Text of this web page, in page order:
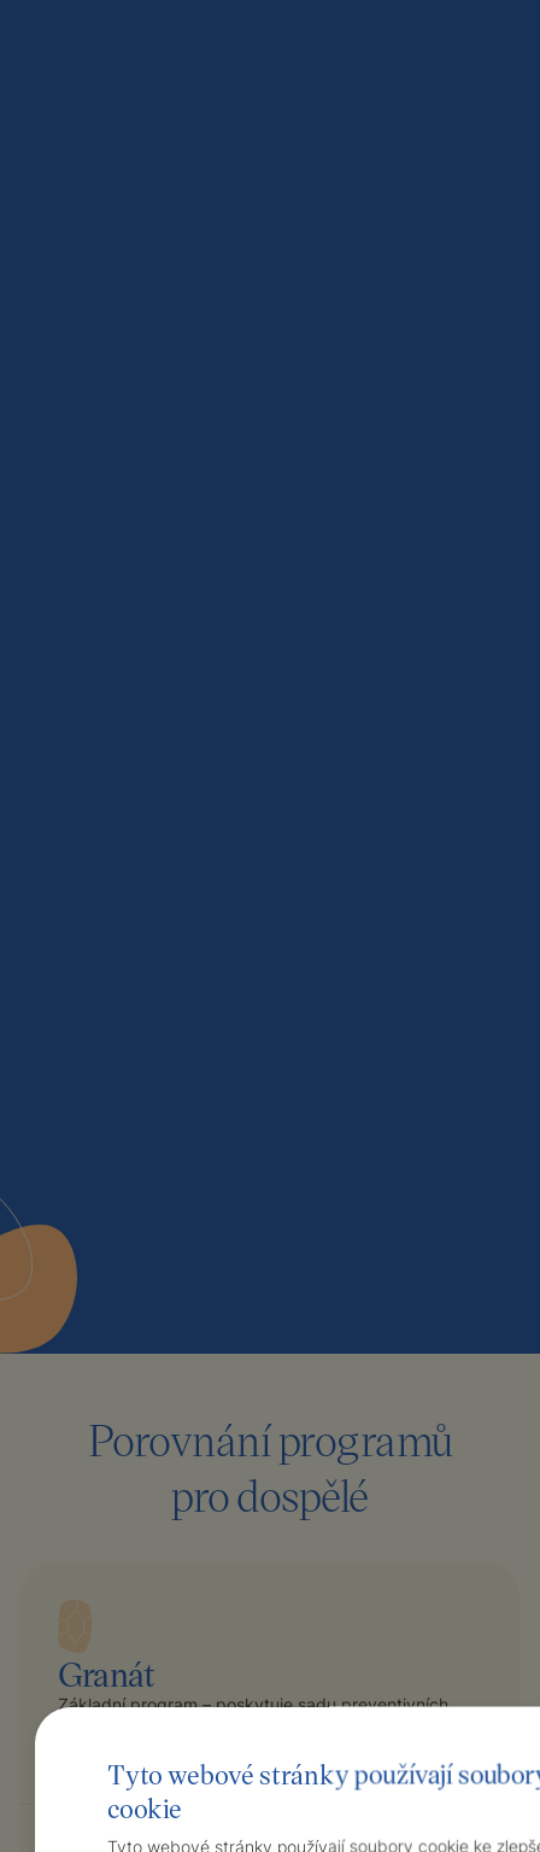
Porovnání programů
pro dospělé
Granát
Základní program – poskytuje sadu preventivních
Tyto webové stránky používají
cookie
Tyto webové stránky používají soubory cookie ke